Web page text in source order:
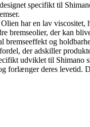
specifikt til
Olien har en lav viscositet,
bremseolier, der kan
bremseeffekt og
der adskiller
udviklet til Shimano
forlænger deres